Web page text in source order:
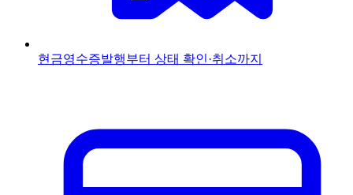
현금영수증발행부터 상태 확인·취소까지